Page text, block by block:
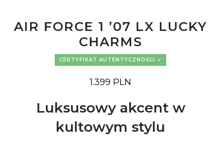
AIR FORCE 1 ’07 LX LUCKY
CHARMS
CERTYFIKAT AUTENTYCZNOŚCI
1.399 PLN
Luksusowy akcent w
kultowym stylu